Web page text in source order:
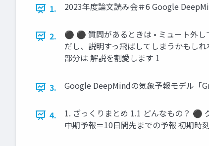
1.
2023年度論文読み会＃6 Google
2.
⚫ ⚫ 質問があるときは • ミュート外し
だし、説明すっ飛ばしてしまうかもし
部分は 解説を割愛します 1
3. Google DeepMindの気象予報モデル「
4.
1. ざっくりまとめ 1.1 どんなもの？ ⚫
中期予報＝10日間先までの予報 初期時